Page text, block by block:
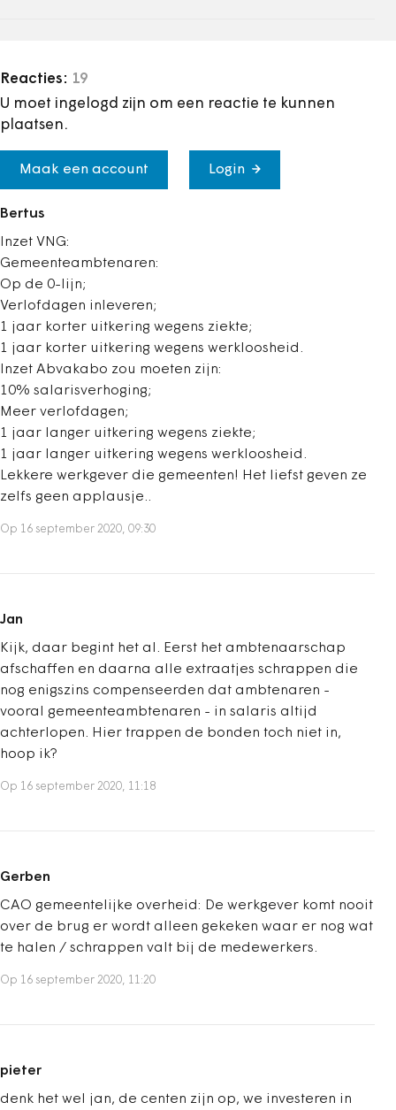
Reacties: 19
U moet ingelogd zijn om een reactie te kunnen
plaatsen.
Maak een account Login
Bertus
Inzet VNG:
Gemeenteambtenaren:
Op de 0-lijn;
Verlofdagen inleveren;
1 jaar korter uitkering wegens ziekte;
1 jaar korter uitkering wegens werkloosheid.
Inzet Abvakabo zou moeten zijn:
10% salarisverhoging;
Meer verlofdagen;
1 jaar langer uitkering wegens ziekte;
1 jaar langer uitkering wegens werkloosheid.
Lekkere werkgever die gemeenten! Het liefst geven ze
zelfs geen applausje..
Op 16 september 2020, 09:30
Jan
Kijk, daar begint het al. Eerst het ambtenaarschap
afschaffen en daarna alle extraatjes schrappen die
nog enigszins compenseerden dat ambtenaren -
vooral gemeenteambtenaren - in salaris altijd
achterlopen. Hier trappen de bonden toch niet in,
hoop ik?
Op 16 september 2020, 11:18
Gerben
CAO gemeentelijke overheid: De werkgever komt nooit
over de brug er wordt alleen gekeken waar er nog wat
te halen / schrappen valt bij de medewerkers.
Op 16 september 2020, 11:20
pieter
denk het wel jan, de centen zijn op, we investeren in